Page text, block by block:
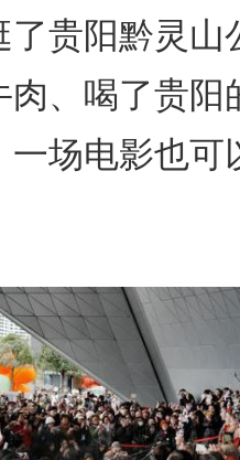
了贵阳黔灵山
肉、喝了贵阳
一场电影也可